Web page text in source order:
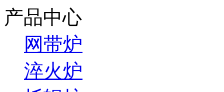
产品中心
网带炉
淬火炉